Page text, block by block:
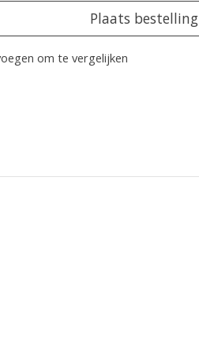
Plaats bestelling
om te vergelijken